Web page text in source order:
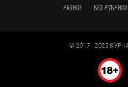
РАЗНОЕ
БЕЗ РУБРИКИ
© 2017 - 2025